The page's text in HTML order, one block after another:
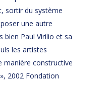
sortir du système
une autre
bien Paul Virilio et sa
les artistes
manière constructive
2002 Fondation